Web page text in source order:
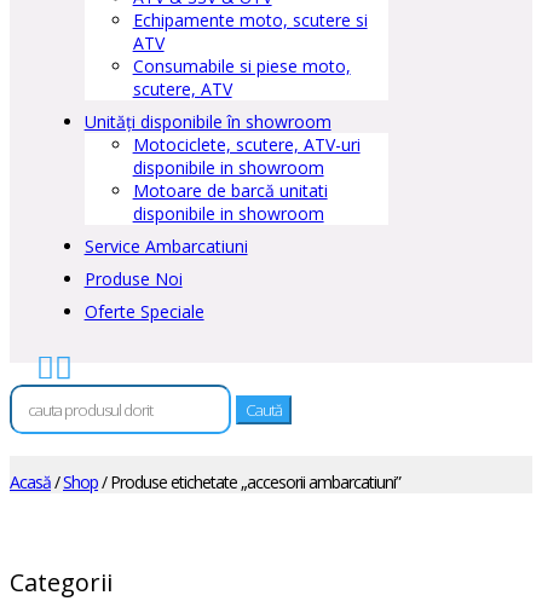
Echipamente moto, scutere si
ATV
Consumabile si piese moto,
scutere, ATV
Unități disponibile în showroom
Motociclete, scutere, ATV-uri
disponibile in showroom
Motoare de barcă unitati
disponibile in showroom
Service Ambarcatiuni
Produse Noi
Oferte Speciale
 
Caută
după:
Acasă/Shop/ Produse etichetate „accesorii ambarcatiuni”
Categorii